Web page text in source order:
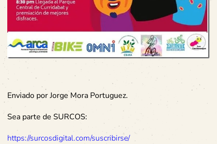
Enviado por Jorge Mora Portuguez.
Sea parte de SURCOS:
https://surcosdigital.com/suscribirse/